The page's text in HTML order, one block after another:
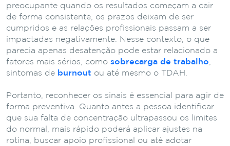
preocupante quando os resultados começam a cair
de forma consistente, os prazos deixam de ser
cumpridos e as relações profissionais passam a ser
impactadas negativamente. Nesse contexto, o que
parecia apenas desatenção pode estar relacionado a
fatores mais sérios, como sobrecarga de trabalho
sintomas de burnout ou até mesmo o TDAH.
Portanto, reconhecer os sinais é essencial para agir de
forma preventiva. Quanto antes a pessoa identificar
que sua falta de concentração ultrapassou os limites
do normal, mais rápido poderá aplicar ajustes na
rotina, buscar apoio profissional ou até adotar